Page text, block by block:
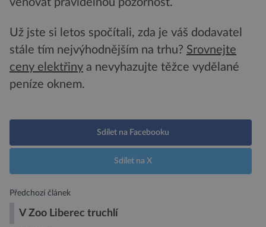
Už jste si letos spočítali, zda je váš dodavatel
stále tím nejvýhodnějším na trhu? Srovnejte
ceny elektřiny a nevyhazujte těžce vydělané
peníze oknem.
Sdílet na Facebooku
Sdílet na X
Předchozí článek
V Zoo Liberec truchlí